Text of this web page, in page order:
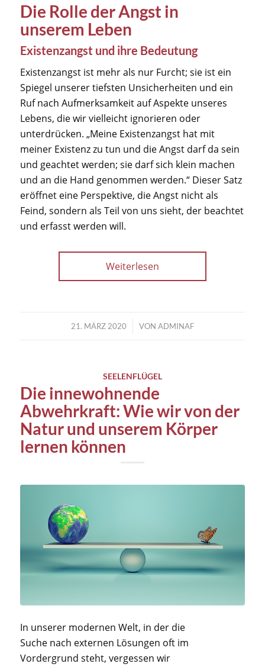
Die Rolle der Angst in
unserem Leben
Existenzangst und ihre Bedeutung
Existenzangst ist mehr als nur Furcht; sie ist ein
Spiegel unserer tiefsten Unsicherheiten und ein
Ruf nach Aufmerksamkeit auf Aspekte unseres
Lebens, die wir vielleicht ignorieren oder
unterdrücken. „Meine Existenzangst hat mit
meiner Existenz zu tun und die Angst darf da sein
und geachtet werden; sie darf sich klein machen
und an die Hand genommen werden.“ Dieser Satz
eröffnet eine Perspektive, die Angst nicht als
Feind, sondern als Teil von uns sieht, der beachtet
und erfasst werden will.
Weiterlesen
21. MÄRZ 2020
/ VON ADMINAF
SEELENFLÜGEL
Die innewohnende
Abwehrkraft: Wie wir von der
Natur und unserem Körper
lernen können
In unserer modernen Welt, in der die
Suche nach externen Lösungen oft im
Vordergrund steht, vergessen wir